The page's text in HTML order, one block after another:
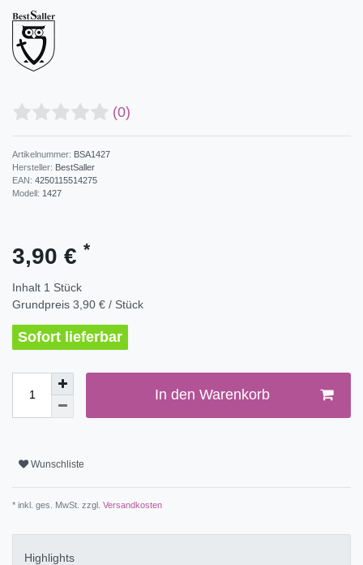
(0)
Artikelnummer: BSA1427
Hersteller: BestSaller
EAN: 4250115514275
Modell: 1427
3,90 € *
Inhalt 1 Stück
Grundpreis 3,90 € / Stück
Sofort lieferbar
In den Warenkorb
Wunschliste
* inkl. ges. MwSt. zzgl. Versandkosten
Highlights